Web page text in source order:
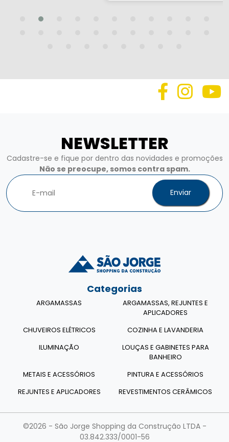
NEWSLETTER
Cadastre-se e fique por dentro das novidades e promoções
Não se preocupe, somos contra spam.
Enviar
Categorias
ARGAMASSAS
ARGAMASSAS, REJUNTES E
APLICADORES
CHUVEIROS ELÉTRICOS
COZINHA E LAVANDERIA
ILUMINAÇÃO
LOUÇAS E GABINETES PARA
BANHEIRO
METAIS E ACESSÓRIOS
PINTURA E ACESSÓRIOS
REJUNTES E APLICADORES
REVESTIMENTOS CERÂMICOS
©2026 - São Jorge Shopping da Construção LTDA -
03.842.333/0001-56